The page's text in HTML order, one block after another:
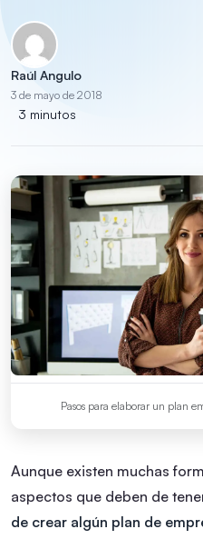
Raúl Angulo
3 de mayo de 2018
3 minutos
Pasos para elaborar un plan
Aunque existen muchas
aspectos que deben de
de crear algún plan de